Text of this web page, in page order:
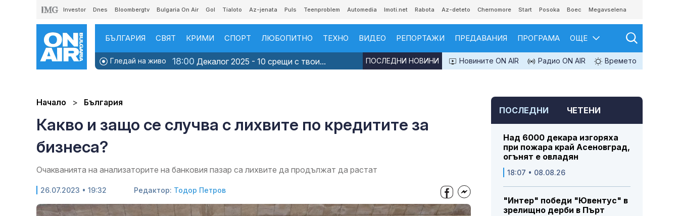
Investor Dnes Bloombergtv Bulgaria On Air Gol Tialoto Az-jenata Puls Teenproblem Automedia Imoti.net Rabota Az-deteto Chernomore Start Posoka Boec Megavselena
БЪЛГАРИЯ СВЯТ КРИМИ СПОРТ ЛЮБОПИТНО ТЕХНО ВИДЕО РЕПОРТАЖИ ПРЕДАВАНИЯ ПРОГРАМА ОЩЕ
Гледай на живо 18:00 Декалог 2025 - 10 срещи с твои... Новините ON AIR Радио ON AIR Времето
ПОСЛЕДНИ НОВИНИ
Начало България
Какво и защо се случва с лихвите по кредитите за
бизнеса?
Очакванията на анализаторите на банковия пазар са лихвите да продължат да растат
26.07.2023 • 19:32 Редактор: Тодор Петров
ПОСЛЕДНИ ЧЕТЕНИ
Над 6000 декара изгоряха
при пожара край Асеновград,
огънят е овладян
18:07 • 08.08.26
"Интер" победи "Ювентус" в
зрелищно дерби в Пърт